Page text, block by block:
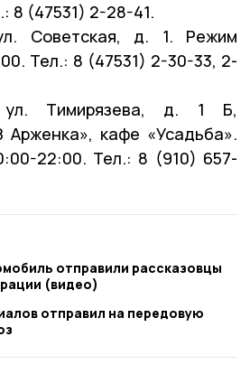
(47531) 2-28-41.
Советская, д. 1. Режим
Тел.: 8 (47531) 2-30-33, 2-
ул. Тимирязева, д. 1 Б,
Арженка», кафе «Усадьба».
22:00. Тел.: 8 (910) 657-
отправили рассказовцы
(видео)
отправил на передовую